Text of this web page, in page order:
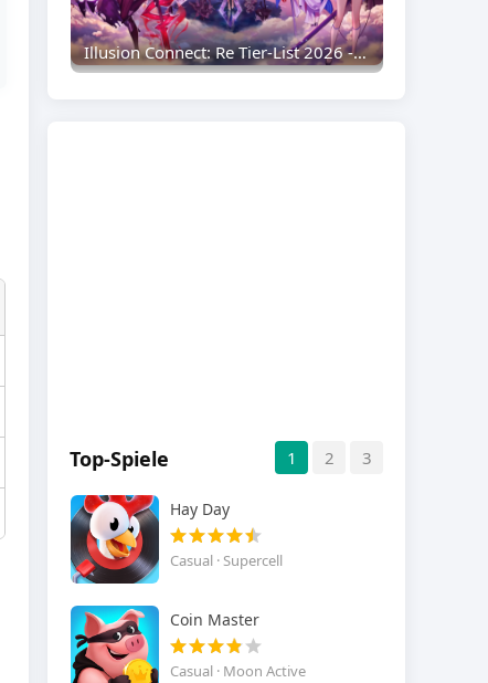
Illusion Connect: Re Tier-List 2026 - Beste Charaktere Im Ranking
Top-Spiele 1 2 3
Hay Day
Casual · Supercell
Coin Master
Casual · Moon Active